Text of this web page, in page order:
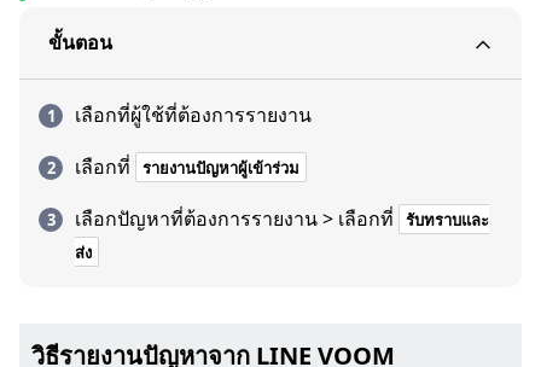
ขั้นตอน
เลือกที่ผู้ใช้ที่ต้องการรายงาน
เลือกที่
รายงานปัญหาผู้เข้าร่วม
เลือกปัญหาที่ต้องการรายงาน > เลือกที่
รับทราบและ
ส่ง
วิธีรายงานปัญหาจาก LINE VOOM